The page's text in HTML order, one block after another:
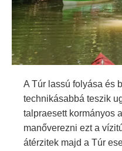
A Túr lassú folyása és
technikásabbá teszik
talpraesett kormányos
manőverezni ezt a
átérzitek majd a Túr